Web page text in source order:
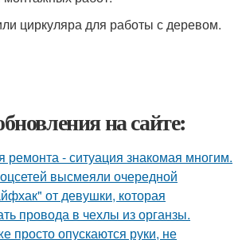
циркуляра для работы с деревом.
на сайте:
- ситуация знакомая многим.
высмеяли очередной
от девушки, которая
провода в чехлы из органзы.
просто опускаются руки, не